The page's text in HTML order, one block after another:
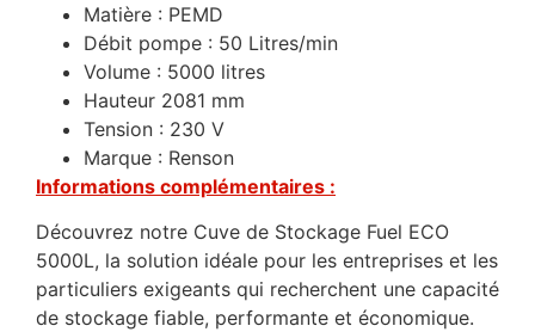
Matière : PEMD
Débit pompe : 50 Litres/min
Volume : 5000 litres
Hauteur 2081 mm
Tension : 230 V
Marque : Renson
Informations complémentaires :
Découvrez notre Cuve de Stockage Fuel ECO
5000L, la solution idéale pour les entreprises et les
particuliers exigeants qui recherchent une capacité
de stockage fiable, performante et économique.